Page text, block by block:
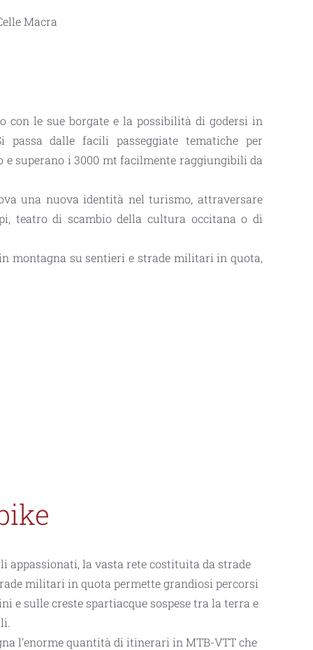
Macra
con le sue borgate e la possibilità di godersi in
passa dallefacili passeggiate tematiche per
e superano i 3000 mt facilmente raggiungibili da
una nuova identità nel turismo,attraversare
teatro di scambio della cultura occitana o di
montagna susentieri e strade militari in quota,
appassionati, la vasta rete costituita da strade
militari in quota permette grandiosi percorsi
e sulle creste spartiacque sospese tra la terra e
l’enorme quantità di itinerari in MTB-VTT che